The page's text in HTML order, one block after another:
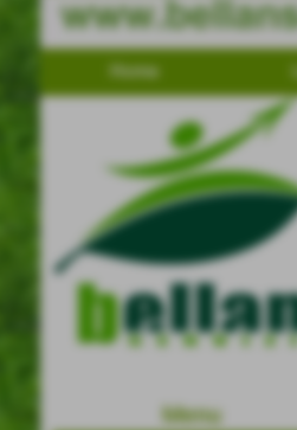
Home
Menu